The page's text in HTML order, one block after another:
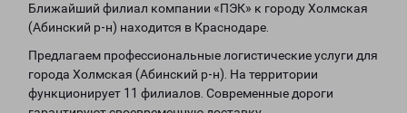
Ближайший филиал компании «ПЭК» к городу Холмская
(Абинский р-н) находится в Краснодаре.
Предлагаем профессиональные логистические услуги для
города Холмская (Абинский р-н). На территории
функционирует 11 филиалов. Современные дороги